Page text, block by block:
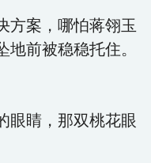
方案，哪怕蒋翎玉
前被稳稳托住。
眼睛，那双桃花眼